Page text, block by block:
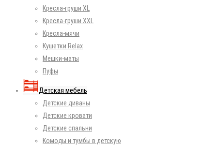
Кресла-груши XL
Кресла-груши XXL
Кресла-мячи
Кушетки Relax
Мешки-маты
Пуфы
Детская мебель
Детские диваны
Детские кровати
Детские спальни
Комоды и тумбы в детскую